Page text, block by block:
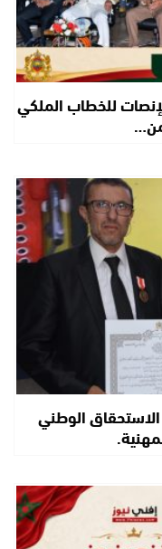
للخطاب الملكي
الوطني